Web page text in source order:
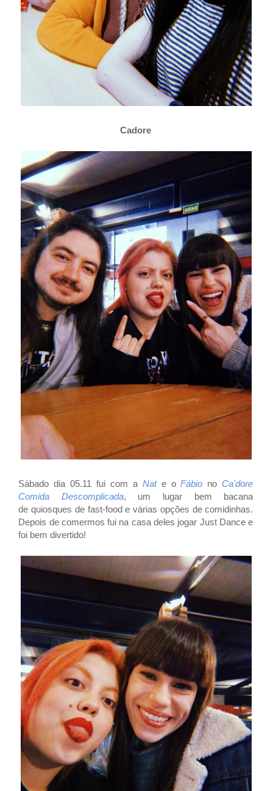
Cadore
Sábado dia 05.11 fui com a Nate oFábio noCa'dore
Comida Descomplicada, um lugar bem bacana
de quiosques de fast-food e várias opções de comidinhas.
Depois de comermos fui na casa deles jogar Just Dance e
foi bem divertido!